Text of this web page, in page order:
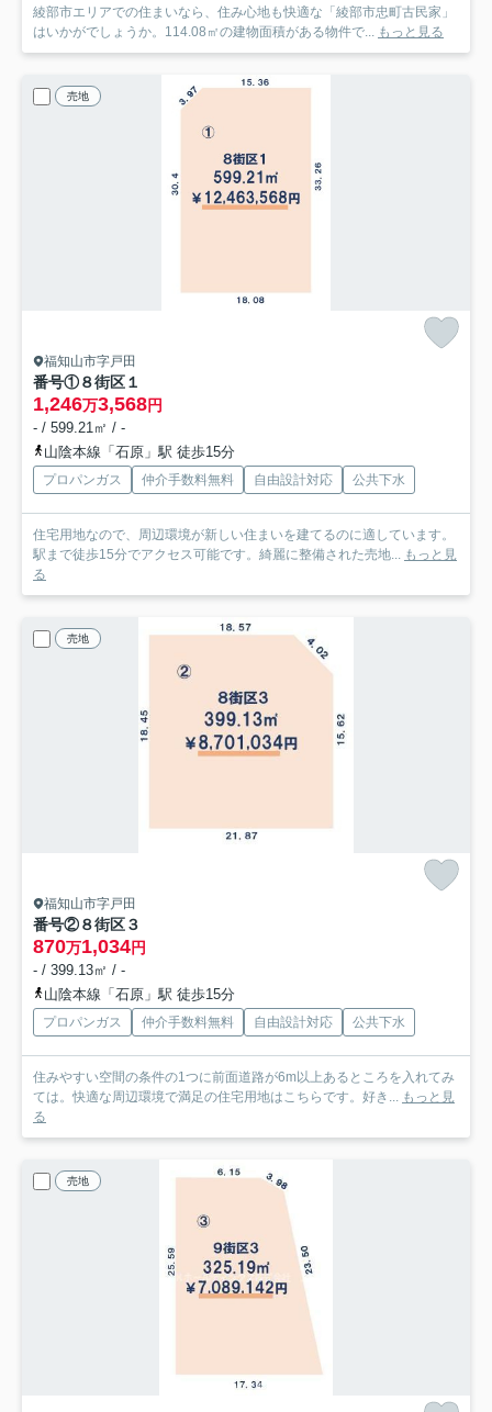
綾部市エリアでの住まいなら、住み心地も快適な「綾部市忠町古民家」
はいかがでしょうか。114.08㎡の建物面積がある物件で...
もっと見る
売地
福知山市字戸田
番号①８街区１
1,246万3,568円
- / 599.21㎡ / -
山陰本線「石原」駅 徒歩15分
プロパンガス 仲介手数料無料 自由設計対応 公共下水
住宅用地なので、周辺環境が新しい住まいを建てるのに適しています。
駅まで徒歩15分でアクセス可能です。綺麗に整備された売地...
もっと見
る
売地
福知山市字戸田
番号②８街区３
870万1,034円
- / 399.13㎡ / -
山陰本線「石原」駅 徒歩15分
プロパンガス 仲介手数料無料 自由設計対応 公共下水
住みやすい空間の条件の1つに前面道路が6m以上あるところを入れてみ
ては。快適な周辺環境で満足の住宅用地はこちらです。好き... もっと見
る
売地